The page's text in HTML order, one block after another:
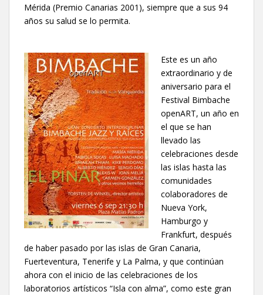
Mérida (Premio Canarias 2001), siempre que a sus 94
años su salud se lo permita.
Este es un año
extraordinario y de
aniversario para el
Festival Bimbache
openART, un año en
el que se han
llevado las
celebraciones desde
las islas hasta las
comunidades
colaboradores de
Nueva York,
Hamburgo y
Frankfurt, después
de haber pasado por las islas de Gran Canaria,
Fuerteventura, Tenerife y La Palma, y que continúan
ahora con el inicio de las celebraciones de los
laboratorios artísticos “Isla con alma”, como este gran